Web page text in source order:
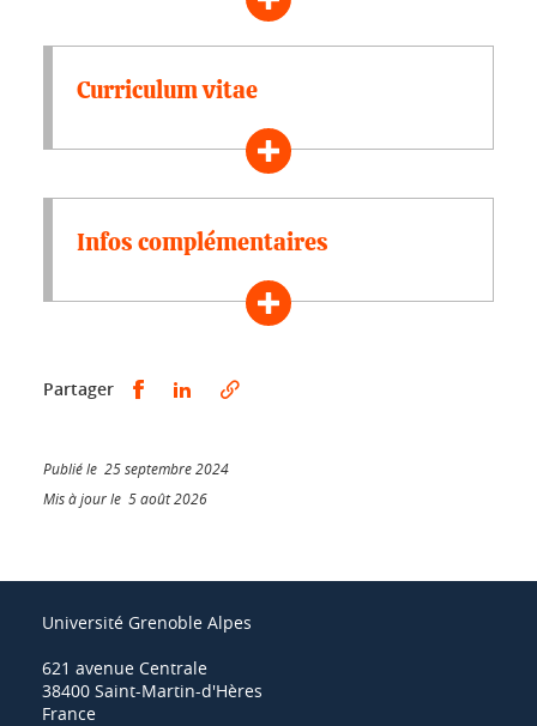
Curriculum vitae
Infos complémentaires
Partager Partager sur Facebook
Partager sur LinkedIn
Publié le 25 septembre 2024
Mis à jour le 5 août 2026
Université Grenoble Alpes
621 avenue Centrale
38400 Saint-Martin-d'Hères
France